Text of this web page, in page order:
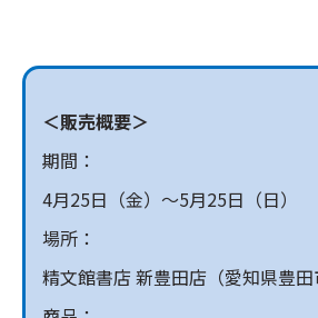
＜販売概要＞
期間：
4月25日（金）～5月25日（日）
場所：
精文館書店 新豊田店（愛知県豊田